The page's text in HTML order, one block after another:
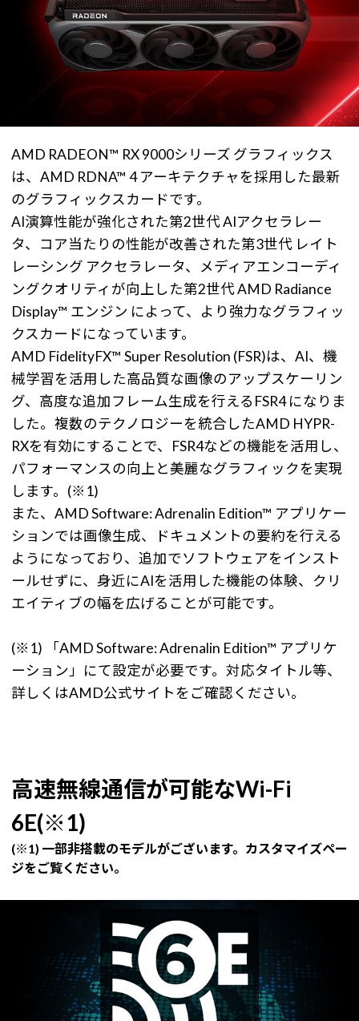
AMD RADEON™ RX 9000シリーズ グラフィックス
は、AMD RDNA™ 4 アーキテクチャを採用した最新
のグラフィックスカードです。
AI演算性能が強化された第2世代 AIアクセラレー
タ、コア当たりの性能が改善された第3世代 レイト
レーシング アクセラレータ、メディアエンコーディ
ングクオリティが向上した第2世代 AMD Radiance
Display™ エンジン によって、より強力なグラフィッ
クスカードになっています。
AMD FidelityFX™ Super Resolution (FSR)は、AI、機
械学習を活用した高品質な画像のアップスケーリン
グ、高度な追加フレーム生成を行えるFSR4 になりま
した。複数のテクノロジーを統合したAMD HYPR-
RXを有効にすることで、FSR4などの機能を活用し、
パフォーマンスの向上と美麗なグラフィックを実現
します。(※1)
また、AMD Software: Adrenalin Edition™ アプリケー
ションでは画像生成、ドキュメントの要約を行える
ようになっており、追加でソフトウェアをインスト
ールせずに、身近にAIを活用した機能の体験、クリ
エイティブの幅を広げることが可能です。
(※1) 「AMD Software: Adrenalin Edition™ アプリケ
ーション」にて設定が必要です。対応タイトル等、
詳しくはAMD公式サイトをご確認ください。
高速無線通信が可能なWi-Fi
6E(※1)
(※1) 一部非搭載のモデルがございます。カスタマイズペー
ジをご覧ください。